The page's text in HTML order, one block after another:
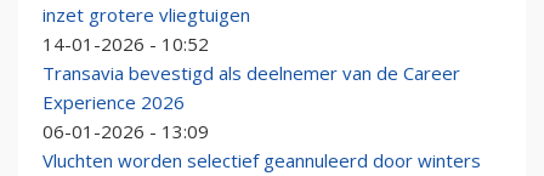
inzet grotere vliegtuigen
14-01-2026 - 10:52
Transavia bevestigd als deelnemer van de Career
Experience 2026
06-01-2026 - 13:09
Vluchten worden selectief geannuleerd door winters